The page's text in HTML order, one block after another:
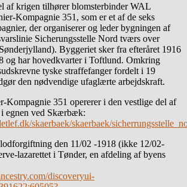
af krigen tilhører blomsterbinder WAL
Kompagnie 351, som er et af de seks
der organiserer og leder bygningen af
Sicherungsstelle Nord tværs over
Byggeriet sker fra efteråret 1916
og har hovedkvarter i Toftlund. Omkring
tyske straffefanger fordelt i 19
den nødvendige ufaglærte arbejdskraft.
Kompagnie 351 opererer i den vestlige del af
egnen ved Skærbæk:
skaerbaek/skaerbaek/
den 11/02 -1918 (ikke 12/02-
lazarettet i Tønder, en afdeling af byens
discoveryui-